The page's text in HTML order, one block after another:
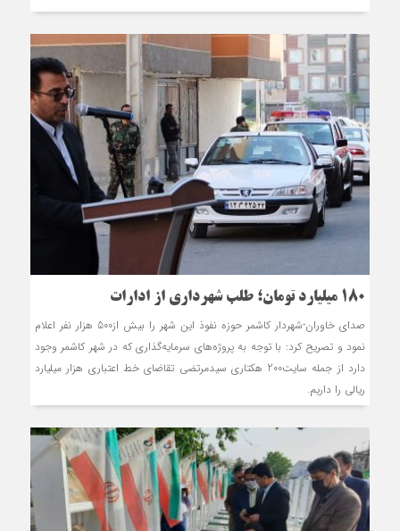
180 میلیارد تومان؛ طلب شهرداری از ادارات
صدای خاوران-شهردار کاشمر حوزه نفوذ این شهر را بیش از500 هزار نفر اعلام
نمود و تصریح کرد: با توجه به پروژه‌های سرمایه‌گذاری که در شهر کاشمر وجود
دارد از جمله سایت200 هکتاری سیدمرتضی تقاضای خط اعتباری هزار میلیارد
ریالی را داریم.